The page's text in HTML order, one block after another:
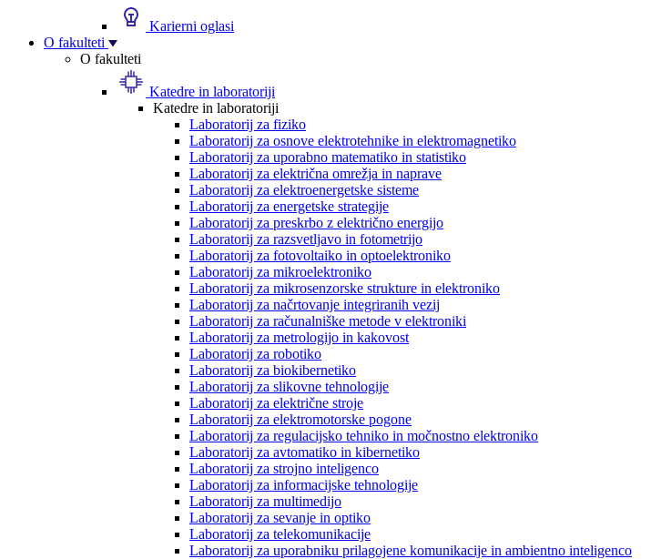
Karierni oglasi
O fakulteti
O fakulteti
Katedre in laboratoriji
Katedre in laboratoriji
Laboratorij za fiziko
Laboratorij za osnove elektrotehnike in elektromagnetiko
Laboratorij za uporabno matematiko in statistiko
Laboratorij za električna omrežja in naprave
Laboratorij za elektroenergetske sisteme
Laboratorij za energetske strategije
Laboratorij za preskrbo z električno energijo
Laboratorij za razsvetljavo in fotometrijo
Laboratorij za fotovoltaiko in optoelektroniko
Laboratorij za mikroelektroniko
Laboratorij za mikrosenzorske strukture in elektroniko
Laboratorij za načrtovanje integriranih vezij
Laboratorij za računalniške metode v elektroniki
Laboratorij za metrologijo in kakovost
Laboratorij za robotiko
Laboratorij za biokibernetiko
Laboratorij za slikovne tehnologije
Laboratorij za električne stroje
Laboratorij za elektromotorske pogone
Laboratorij za regulacijsko tehniko in močnostno elektroniko
Laboratorij za avtomatiko in kibernetiko
Laboratorij za strojno inteligenco
Laboratorij za informacijske tehnologije
Laboratorij za multimedijo
Laboratorij za sevanje in optiko
Laboratorij za telekomunikacije
Laboratorij za uporabniku prilagojene komunikacije in ambientno inteligenco